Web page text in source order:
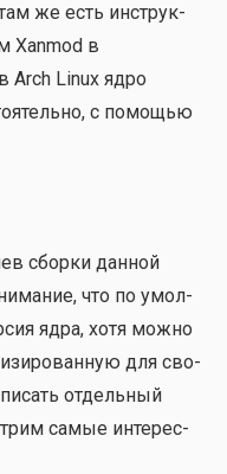
же есть инструк­
Xanmod в
Arch Linux ядро
с помо­щью
сбор­ки дан­ной
что по умол­
ядра, хотя мож­но
для сво­
отдель­ный
самые инте­рес­